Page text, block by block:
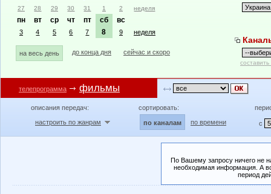
27 28 29 30 31 1 2 неделя
пн вт ср чт пт сб вс
3 4 5 6 7 8 9 неделя
на весь день до конца дня сейчас и скоро
телепрограмма фильмы
описания передач:
настроить по жанрам
сортировать:
по каналам по времени с
По Вашему запросу ничего не
необходимая информация. А
период